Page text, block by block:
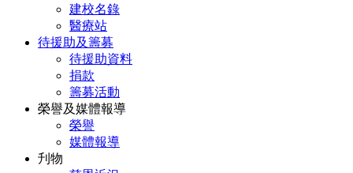
建校名錄
醫療站
待援助及籌募
待援助資料
捐款
籌募活動
榮譽及媒體報導
榮譽
媒體報導
刋物